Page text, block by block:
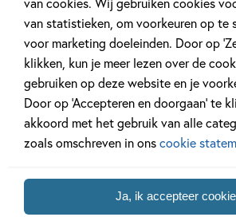
van statistieken, om voorkeuren op te
voor marketing doeleinden. Door op
klikken, kun je meer lezen over de
gebruiken op deze website en je
Door op ‘Accepteren en doorgaan’ te
akkoord met het gebruik van alle
zoals omschreven in onscookie
Ja, ik accepteer
27 APRIL 2026
De mooiste cadeauboeken
Tiplijst